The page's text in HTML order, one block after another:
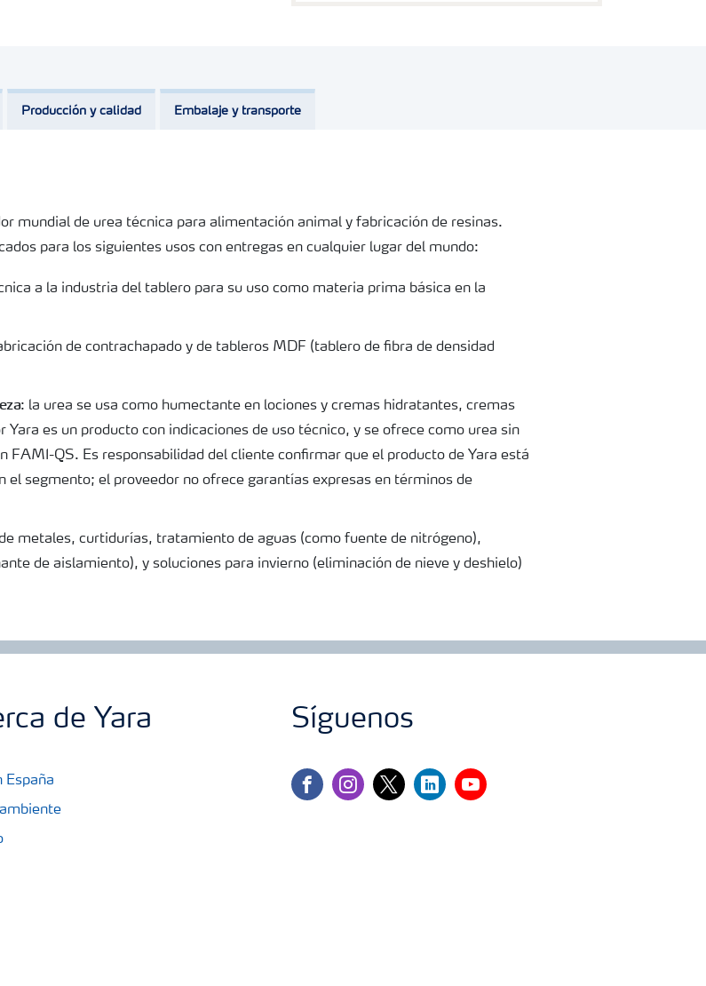
Producción y calidad Embalaje y transporte
mundial de urea técnica para alimentación animal y fabricación de resinas.
para los siguientes usos con entregas en cualquier lugar del mundo:
a la industria del tablero para su uso como materia prima básica en la
de contrachapado y de tableros MDF (tablero de fibra de densidad
: la urea se usa como humectante en lociones y cremas hidratantes, cremas
es un producto con indicaciones de uso técnico, y se ofrece como urea sin
FAMI-QS. Es responsabilidad del cliente confirmar que el producto de Yara está
el segmento; el proveedor no ofrece garantías expresas en términos de
metales, curtidurías, tratamiento de aguas (como fuente de nitrógeno),
de aislamiento), y soluciones para invierno (eliminación de nieve y deshielo)
de Yara
España
Síguenos
facebookinstagram
twitterlinkedinyoutube